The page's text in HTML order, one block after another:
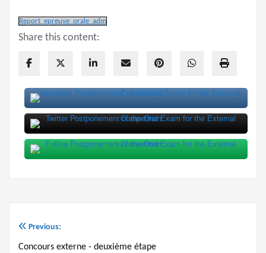
Report_epreuve_orale_adm
Share this content:
Navigation
Previous:
Concours externe - deuxième étape